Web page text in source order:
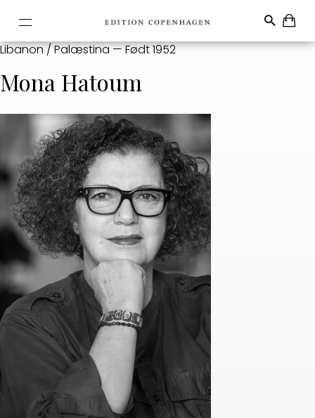
Libanon / Palæstina — Født 1952
Mona Hatoum